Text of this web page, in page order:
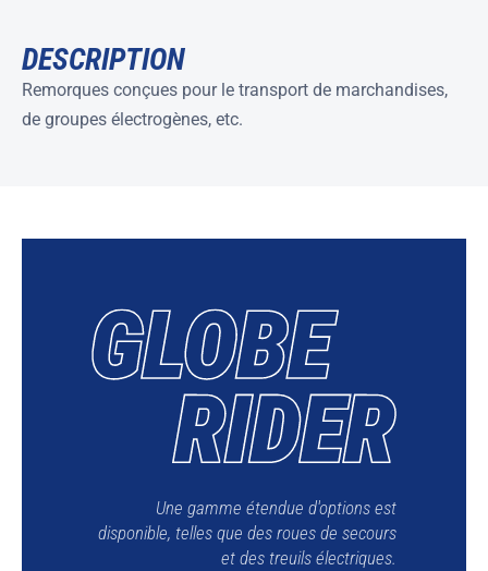
DESCRIPTION
Remorques conçues pour le transport de marchandises,
de groupes électrogènes, etc.
Une gamme étendue d'options est
disponible, telles que des roues de secours
et des treuils électriques.